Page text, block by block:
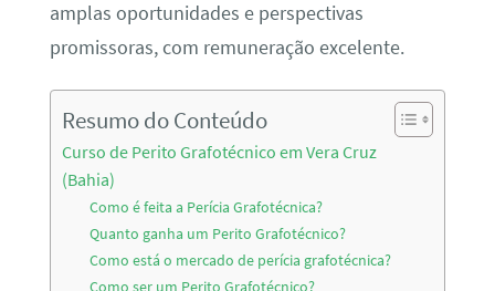
amplas oportunidades e perspectivas
promissoras, com remuneração excelente.
Resumo do Conteúdo
Curso de Perito Grafotécnico em Vera Cruz
(Bahia)
Como é feita a Perícia Grafotécnica?
Quanto ganha um Perito Grafotécnico?
Como está o mercado de perícia grafotécnica?